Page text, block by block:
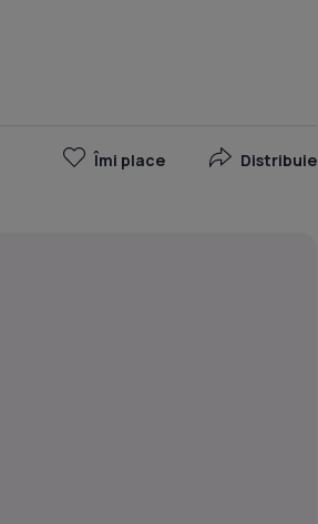
Îmi place Distribuie